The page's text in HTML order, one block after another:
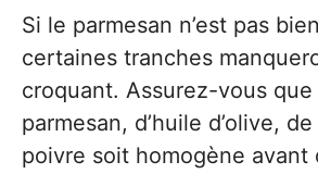
Si le parmesan n’est pas
certaines tranches
croquant. Assurez-vous
parmesan, d’huile d’olive,
poivre soit homogène avant